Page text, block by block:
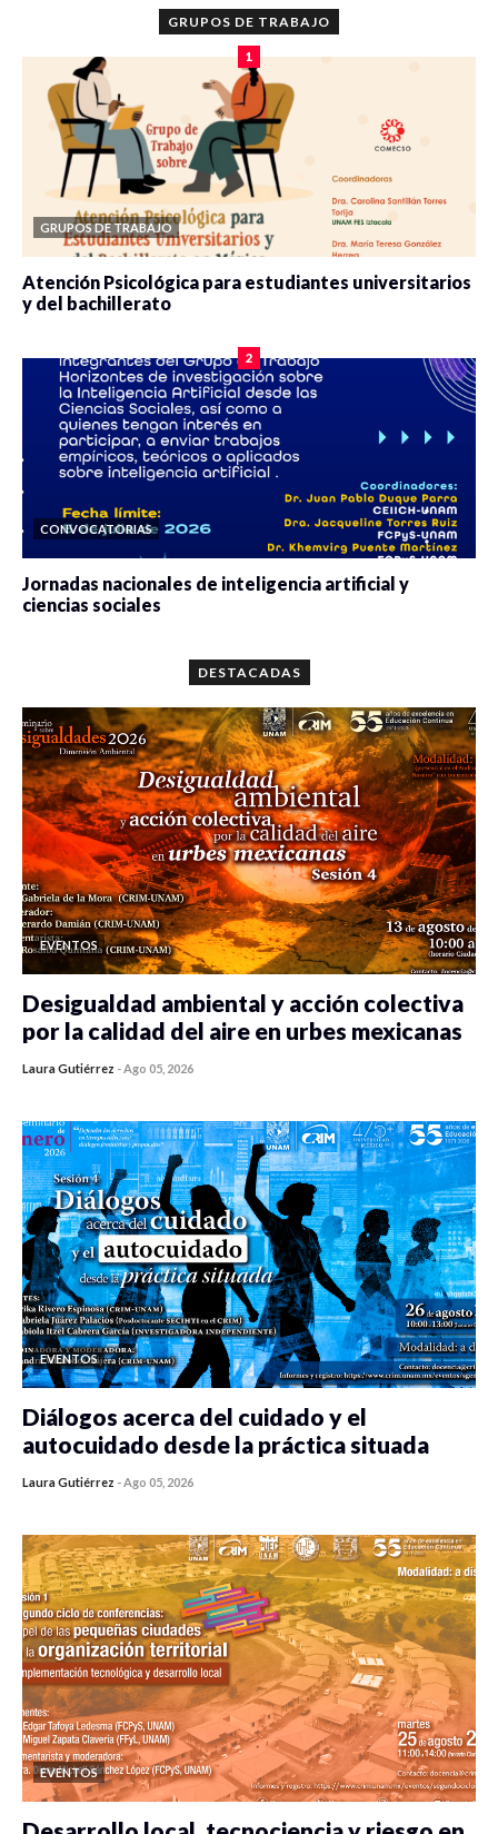
GRUPOS DE TRABAJO
1
GRUPOS DE TRABAJO
Atención Psicológica para estudiantes universitarios
y del bachillerato
2
CONVOCATORIAS
Jornadas nacionales de inteligencia artificial y
ciencias sociales
DESTACADAS
EVENTOS
Desigualdad ambiental y acción colectiva
por la calidad del aire en urbes mexicanas
Laura Gutiérrez -Ago 05, 2026
EVENTOS
Diálogos acerca del cuidado y el
autocuidado desde la práctica situada
Laura Gutiérrez -Ago 05, 2026
EVENTOS